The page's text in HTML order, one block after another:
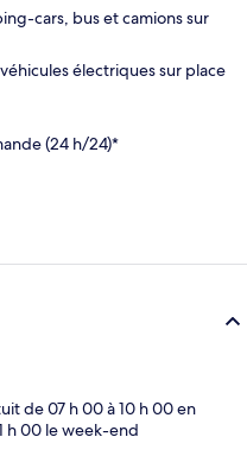
cars, bus et camions sur
électriques sur place
(24 h/24)*
de 07 h 00 à 10 h 00 en
h 00 le week-end